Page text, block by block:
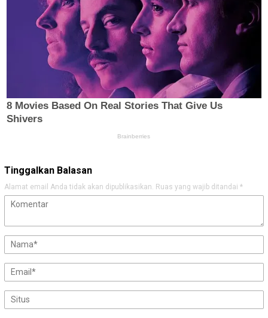
Tinggalkan Balasan
Alamat email Anda tidak akan dipublikasikan. Ruas yang wajib ditandai *